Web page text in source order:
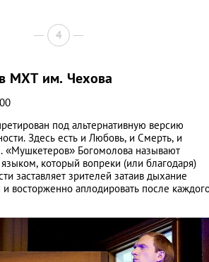
4
МХТ им. Чехова
под альтернативную версию
Здесь есть и Любовь, и Смерть, и
«Мушкетеров» Богомолова называют
который вопреки (или благодаря)
заставляет зрителей затаив дыхание
и восторженно аплодировать после